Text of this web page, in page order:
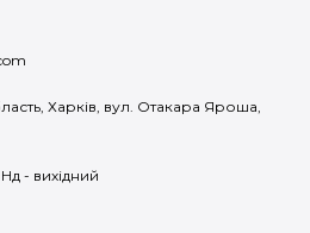
Харків, вул. Отакара Яроша,
- вихідний